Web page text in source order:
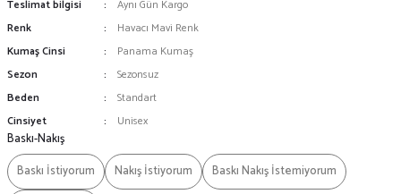
Teslimat bilgisi
Aynı Gün Kargo
Renk
Havacı Mavi Renk
Kumaş Cinsi
Panama Kumaş
Sezon
Sezonsuz
Beden
Standart
Cinsiyet
Unisex
Baskı-Nakış
Baskı İstiyorum
Nakış İstiyorum
Baskı Nakış İstemiyorum